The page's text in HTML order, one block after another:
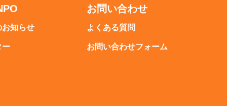
知らせ
ー
お問い合わせ
よくある質問
お問い合わせフォーム